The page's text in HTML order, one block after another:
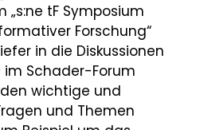
tF Symposium
Forschung“
in die Diskussionen
im Schader-Forum
wichtige und
und Themen